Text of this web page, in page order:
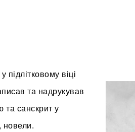
віці
та надрукував
та санскрит у
новели.